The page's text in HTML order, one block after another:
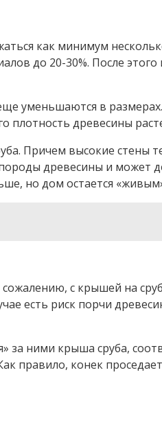
как минимум
до 20-30%. После
уменьшаются в размерах.
плотность древесины
Причем высокие стены
древесины и может
но дом остается
с крышей на
есть риск порчи
за ними крыша сруба,
конек